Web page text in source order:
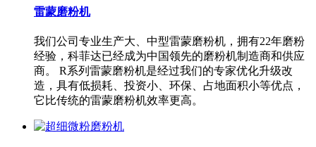
雷蒙磨粉机
我们公司专业生产大、中型雷蒙磨粉机，拥有22年磨粉
经验，科菲达已经成为中国领先的磨粉机制造商和供应
商。 R系列雷蒙磨粉机是经过我们的专家优化升级改
造，具有低损耗、投资小、环保、占地面积小等优点，
它比传统的雷蒙磨粉机效率更高。